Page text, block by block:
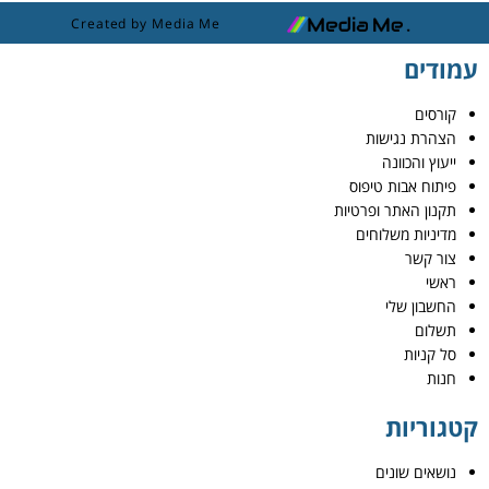
Created by Media Me
עמודים
קורסים
הצהרת נגישות
ייעוץ והכוונה
פיתוח אבות טיפוס
תקנון האתר ופרטיות
מדיניות משלוחים
צור קשר
ראשי
החשבון שלי
תשלום
סל קניות
חנות
קטגוריות
נושאים שונים